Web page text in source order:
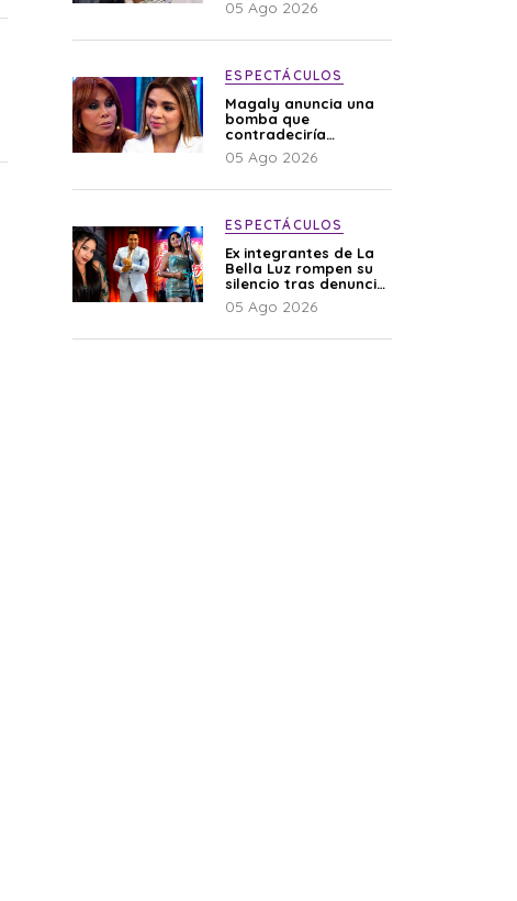
expareja de Shirley
05 Ago 2026
ESPECTÁCULOS
Magaly anuncia una
bomba que
contradeciría
comunicado de La
Bella Luz: “Hay un
05 Ago 2026
ESPECTÁCULOS
Ex integrantes de La
Bella Luz rompen su
silencio tras denuncia
de Naldy: “Todo el
mundo lo sabía”
05 Ago 2026